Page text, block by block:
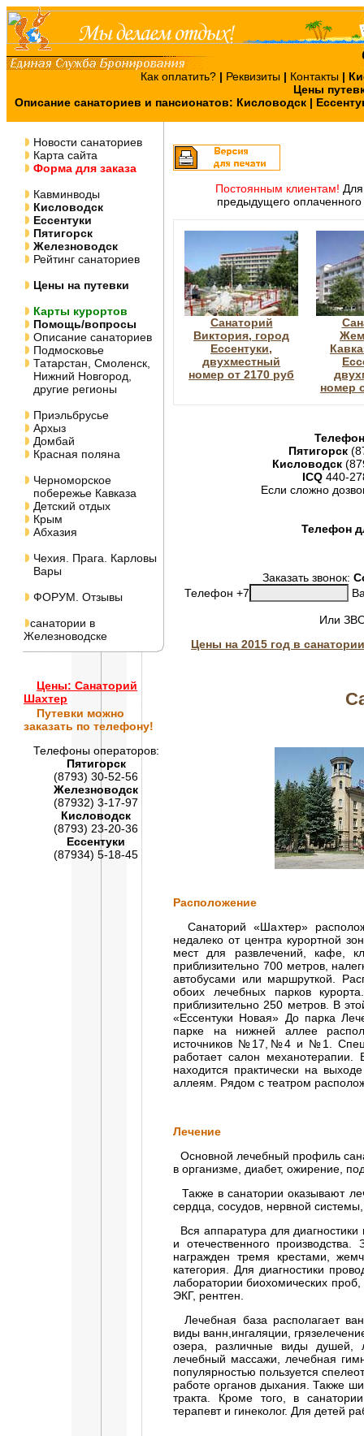
Как оплатить? | Реквизиты | Контакты |
Цены
Описание санаториев и пансионатов: Кисловодск |
Новости санаториев
Карта сайта
Форма для заказа
Кавминводы
Кисловодск
Ессентуки
Пятигорск
Железноводск
Рейтинг санаториев
Цены на путевки
Карты курортов
Помощь/вопросы
Описание санаториев
Подмосковье
Татарстан, Смоленск,
Нижний Новгород,
другие регионы
Приэльбрусье
Архыз
Домбай
Красная поляна
Черноморское
побережье Кавказа
Детский отдых
Крым
Абхазия
Чехия. Прага. Карловы
Вары
ФОРУМ. Отзывы
санатории в
Железноводске
Цены: Санаторий
Шахтер
Путевки можно
заказать по телефону!
Телефоны операторов:
Пятигорск
(8793) 30-52-56
Железноводск
(87932) 3-17-97
Кисловодск
(8793) 23-20-36
Ессентуки
(87934) 5-18-45
Постоянным клиентам!
предыдущего оплаченного
Санаторий
Виктория, город
Ессентуки,
двухместный
номер от 2170 руб
номер
Пятигорск
Кисловодск
ICQ440-
Если сложно
Телефон
Заказать звонок:
Телефон +7
Или
Цены на 2015 год в
Расположение
Санаторий «Шахтер»
недалеко от центра курортной
мест для развлечений, кафе,
приблизительно 700 метров,
автобусами или маршруткой.
обоих лечебных парков
приблизительно 250 метров. В
«Ессентуки Новая» До парка
парке на нижней аллее
источников №17,№4 и №1.
работает салон
находится практически на
аллеям. Рядом с театром
Лечение
Основной лечебный профиль
в организме, диабет, ожирение,
Также в санатории оказывают
сердца, сосудов, нервной
Вся аппаратура для
и отечественного
награжден тремя крестами,
категория. Для диагностики
лаборатории биохомических
ЭКГ, рентген.
Лечебная база располагает
виды ванн,ингаляции,
озера, различные виды душей,
лечебный массажи, лечебная
популярностью пользуется
работе органов дыхания. Также
тракта. Кроме того, в
терапевт и гинеколог. Для детей